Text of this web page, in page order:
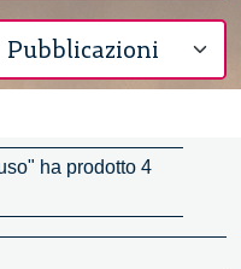
ha prodotto 4